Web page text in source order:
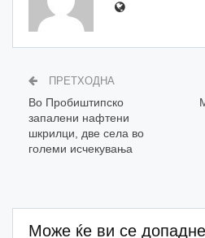
ПРЕТХОДНА
Во Пробиштипско
запалени нафтени
шкрилци, две села во
големи исчекувања
Може ќе ви се допадне